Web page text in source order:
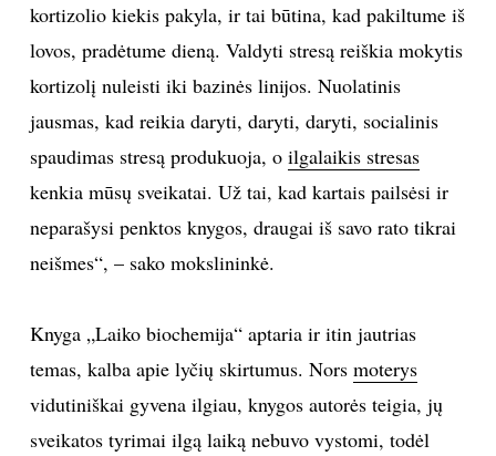
kortizolio kiekis pakyla, ir tai būtina, kad pakiltume iš
lovos, pradėtume dieną. Valdyti stresą reiškia mokytis
kortizolį nuleisti iki bazinės linijos. Nuolatinis
jausmas, kad reikia daryti, daryti, daryti, socialinis
spaudimas stresą produkuoja, o ilgalaikis stresas
kenkia mūsų sveikatai. Už tai, kad kartais pailsėsi ir
neparašysi penktos knygos, draugai iš savo rato tikrai
neišmes“, – sako mokslininkė.
Knyga „Laiko biochemija“ aptaria ir itin jautrias
temas, kalba apie lyčių skirtumus. Nors moterys
vidutiniškai gyvena ilgiau, knygos autorės teigia, jų
sveikatos tyrimai ilgą laiką nebuvo vystomi, todėl